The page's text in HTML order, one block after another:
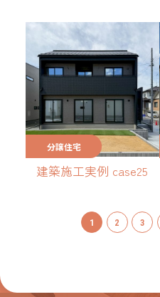
分譲住宅
建築施工実例 case25
1 2 3